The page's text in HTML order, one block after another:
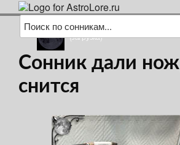
(загрузка)
Сонник дали
снится